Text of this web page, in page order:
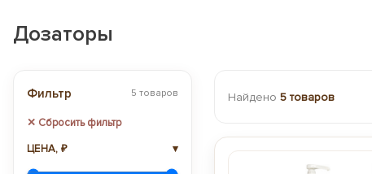
Дозаторы
Фильтр 5 товаров
✕ Сбросить фильтр
ЦЕНА, ₽
▾
Найдено 5 товаров